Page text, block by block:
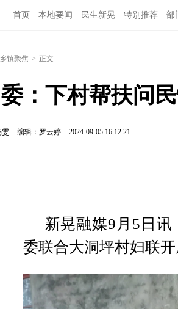
首页 本地要闻 民生新晃 特别推荐 部
乡镇聚焦 > 正文
：下村帮扶问
雯 编辑：罗云婷 2024-09-05 16:12:21
新晃融媒9月5日
委联合大洞坪村妇联